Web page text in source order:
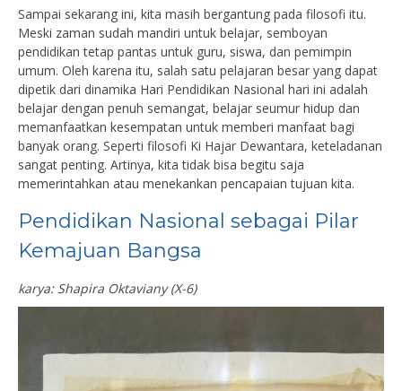
Sampai sekarang ini, kita masih bergantung pada filosofi itu.
Meski zaman sudah mandiri untuk belajar, semboyan
pendidikan tetap pantas untuk guru, siswa, dan pemimpin
umum. Oleh karena itu, salah satu pelajaran besar yang dapat
dipetik dari dinamika Hari Pendidikan Nasional hari ini adalah
belajar dengan penuh semangat, belajar seumur hidup dan
memanfaatkan kesempatan untuk memberi manfaat bagi
banyak orang. Seperti filosofi Ki Hajar Dewantara, keteladanan
sangat penting. Artinya, kita tidak bisa begitu saja
memerintahkan atau menekankan pencapaian tujuan kita.
Pendidikan Nasional sebagai Pilar
Kemajuan Bangsa
karya: Shapira Oktaviany (X-6)